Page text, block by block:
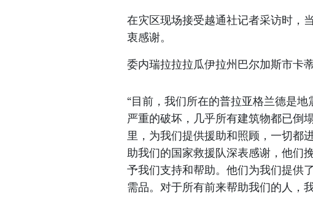
在灾区现场接受越通社记者采访时，
衷感谢。
委内瑞拉拉拉瓜伊拉州巴尔加斯市卡
“目前，我们所在的普拉亚格兰德是
严重的破坏，几乎所有建筑物都已倒
里，为我们提供援助和照顾，一切都
助我们的国家救援队深表感谢，他们
予我们支持和帮助。他们为我们提供
需品。对于所有前来帮助我们的人，